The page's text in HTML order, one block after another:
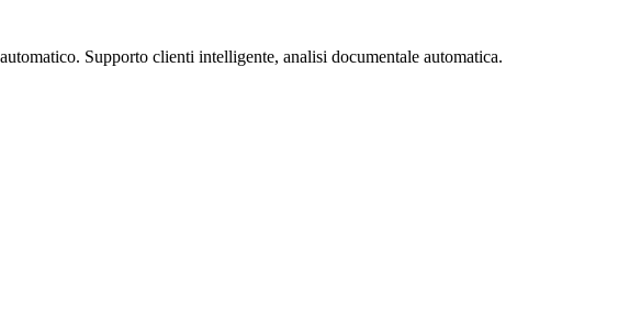
Supporto clienti intelligente, analisi documentale automatica.